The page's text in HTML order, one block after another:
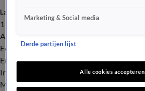
Laatste nieuws
112
Advies & Tips
Economie
Entertainment
Infrastructuur
Milieu en Gezondheid
Marketing & Social media
Derde partijen lijst
Alle cookies accepteren